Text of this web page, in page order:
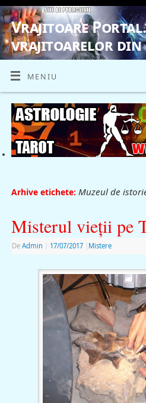
Vrajitoare
vrajitoarelor din
VRAJITOARE, VRAJITOARELE,
MENIU
Arhive etichete: Muzeul de
Misterul vieţii pe
De Admin 17/07/2017 Mistere